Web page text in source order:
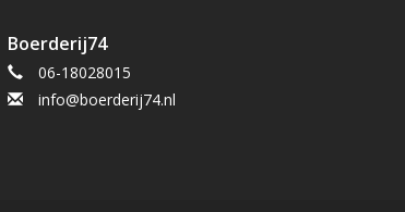
Boerderij74
06-18028015
info@boerderij74.nl